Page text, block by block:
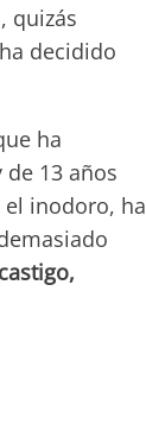
quizás
decidido
ha
13 años
inodoro, ha